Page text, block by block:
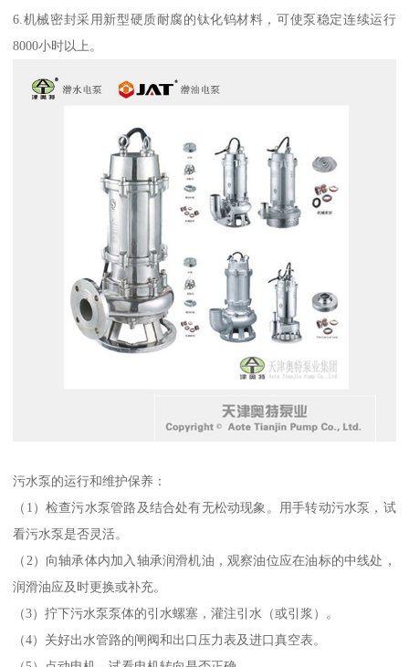
6.机械密封采用新型硬质耐腐的钛化钨材料，可使泵稳定连续运行
8000小时以上。
污水泵的运行和维护保养：
（1）检查污水泵管路及结合处有无松动现象。用手转动污水泵，试
看污水泵是否灵活。
（2）向轴承体内加入轴承润滑机油，观察油位应在油标的中线处，
润滑油应及时更换或补充。
（3）拧下污水泵泵体的引水螺塞，灌注引水（或引浆）。
（4）关好出水管路的闸阀和出口压力表及进口真空表。